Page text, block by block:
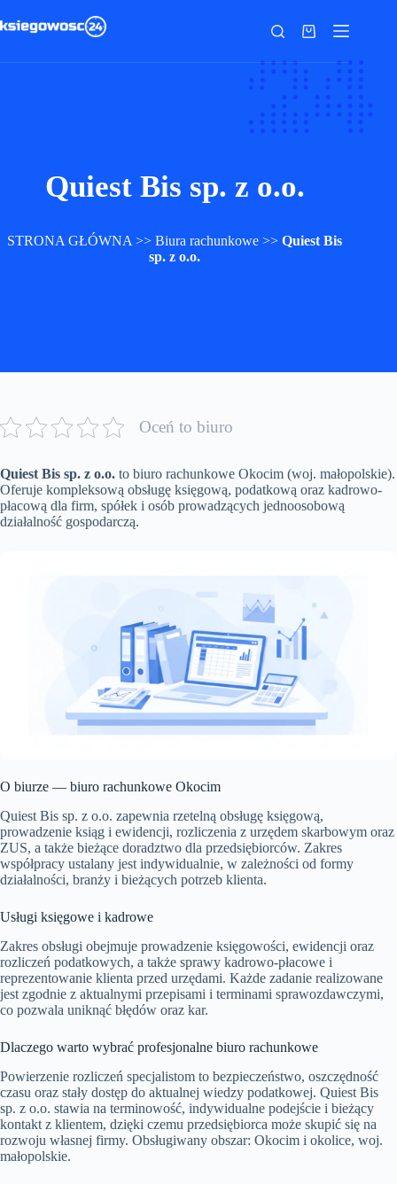
do
Koszyk
Quiest Bis sp. z o.o.
STRONA GŁÓWNA >>Biura rachunkowe >>Quiest Bis
sp. z o.o.
Oceń to biuro
Quiest Bis sp. z o.o. to biuro rachunkowe Okocim (woj. małopolskie).
Oferuje kompleksową obsługę księgową, podatkową oraz kadrowo-
płacową dla firm, spółek i osób prowadzących jednoosobową
działalność gospodarczą.
O biurze — biuro rachunkowe Okocim
Quiest Bis sp. z o.o. zapewnia rzetelną obsługę księgową,
prowadzenie ksiąg i ewidencji, rozliczenia z urzędem skarbowym oraz
ZUS, a także bieżące doradztwo dla przedsiębiorców. Zakres
współpracy ustalany jest indywidualnie, w zależności od formy
działalności, branży i bieżących potrzeb klienta.
Usługi księgowe i kadrowe
Zakres obsługi obejmuje prowadzenie księgowości, ewidencji oraz
rozliczeń podatkowych, a także sprawy kadrowo-płacowe i
reprezentowanie klienta przed urzędami. Każde zadanie realizowane
jest zgodnie z aktualnymi przepisami i terminami sprawozdawczymi,
co pozwala uniknąć błędów oraz kar.
Dlaczego warto wybrać profesjonalne biuro rachunkowe
Powierzenie rozliczeń specjalistom to bezpieczeństwo, oszczędność
czasu oraz stały dostęp do aktualnej wiedzy podatkowej. Quiest Bis
sp. z o.o. stawia na terminowość, indywidualne podejście i bieżący
kontakt z klientem, dzięki czemu przedsiębiorca może skupić się na
rozwoju własnej firmy. Obsługiwany obszar: Okocim i okolice, woj.
małopolskie.